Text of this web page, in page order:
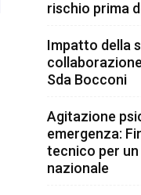
rischio prima
Impatto della
Sda Bocconi
Agitazione
emergenza:
tecnico per
nazionale